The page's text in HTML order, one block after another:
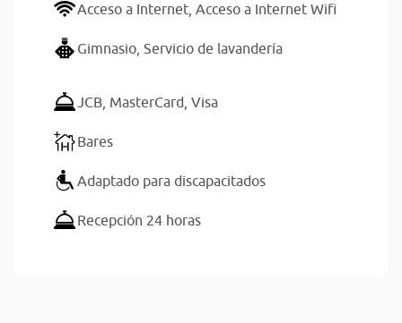
Acceso a Internet, Acceso a Internet Wifi
Gimnasio, Servicio de lavandería
JCB, MasterCard, Visa
Bares
Adaptado para discapacitados
Recepción 24 horas